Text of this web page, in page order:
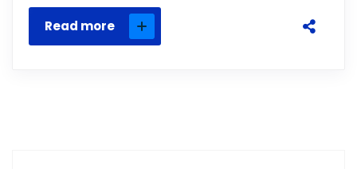
Read more